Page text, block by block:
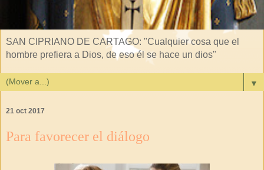
SAN CIPRIANO DE CARTAGO: "Cualquier cosa que el
hombre prefiera a Dios, de eso él se hace un dios"
▼
21 oct 2017
Para favorecer el diálogo